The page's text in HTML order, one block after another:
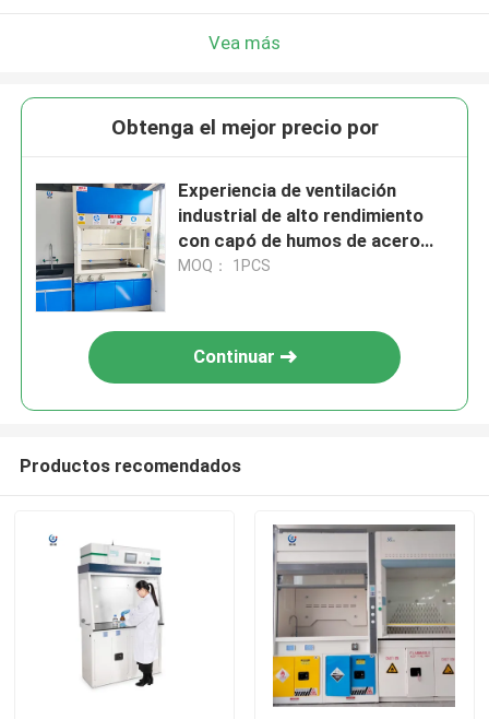
Vea más
Obtenga el mejor precio por
Experiencia de ventilación
industrial de alto rendimiento
con capó de humos de acero
garantizado
MOQ： 1PCS
Continuar
Productos recomendados